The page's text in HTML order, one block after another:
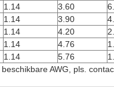
1.14 3.60
1.14 3.90
1.14 4.20
1.14 4.76
1.14 5.76
AWG, pls.